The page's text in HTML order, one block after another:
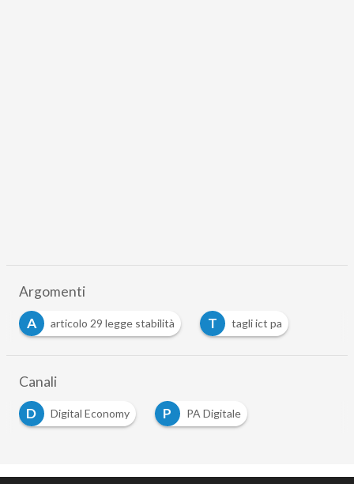
Argomenti
A
articolo 29 legge stabilità T tagli ict pa
Canali
D
Digital Economy P PA Digitale